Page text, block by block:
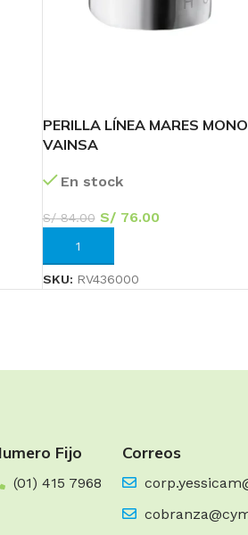
Baño
Días Hr
Ver más
PERILLA LÍNEA MARES
VAINSA
En stock
S/84.00 S/76.00
AÑADIR AL CARRITO
SKU: RV436000
Fijo
(01) 415 7968
Correos